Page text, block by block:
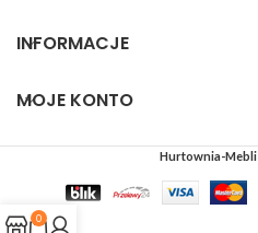
INFORMACJE
MOJE KONTO
Hurtownia-Mebli
0